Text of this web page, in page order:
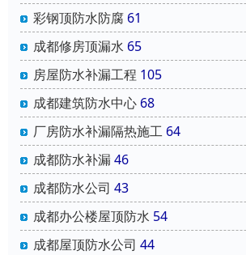
彩钢顶防水防腐 61
成都修房顶漏水 65
房屋防水补漏工程 105
成都建筑防水中心 68
厂房防水补漏隔热施工 64
成都防水补漏46
成都防水公司 43
成都办公楼屋顶防水 54
成都屋顶防水公司 44